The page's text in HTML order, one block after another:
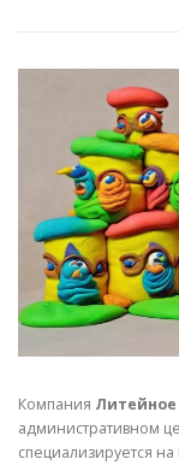
СВОЙСТВА
СТАТЬИ
Компания Литейное
административном
специализируется